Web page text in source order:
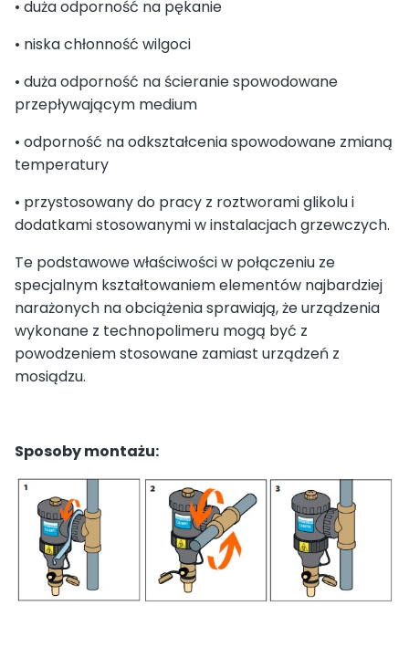
• duża odporność na pękanie
• niska chłonność wilgoci
• duża odporność na ścieranie spowodowane
przepływającym medium
• odporność na odkształcenia spowodowane zmianą
temperatury
• przystosowany do pracy z roztworami glikolu i
dodatkami stosowanymi w instalacjach grzewczych.
Te podstawowe właściwości w połączeniu ze
specjalnym kształtowaniem elementów najbardziej
narażonych na obciążenia sprawiają, że urządzenia
wykonane z technopolimeru mogą być z
powodzeniem stosowane zamiast urządzeń z
mosiądzu.
Sposoby montażu: